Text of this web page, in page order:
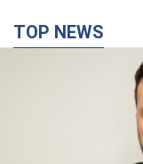
TOP NEWS